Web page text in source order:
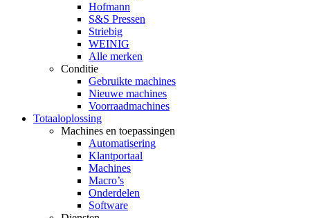
Hofmann
S&S Pressen
Striebig
WEINIG
Alle merken
Conditie
Gebruikte machines
Nieuwe machines
Voorraadmachines
Totaaloplossing
Machines en toepassingen
Automatisering
Klantportaal
Machines
Macro’s
Onderdelen
Software